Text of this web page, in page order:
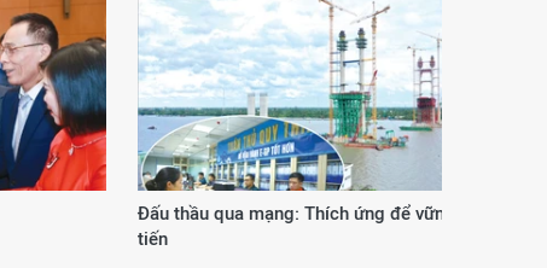
Đấu thầu qua mạng: Thích ứng để vững
tiến